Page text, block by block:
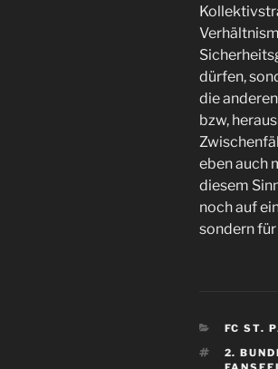
dürfen,
die
bzw,
eben auch
diesem
noch auf
sondern für
FC ST.
2.